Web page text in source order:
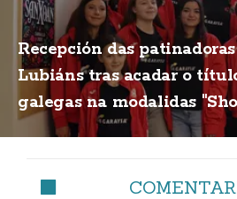
Recepción das
Lubiáns tras acadar o
galegas na modalidas